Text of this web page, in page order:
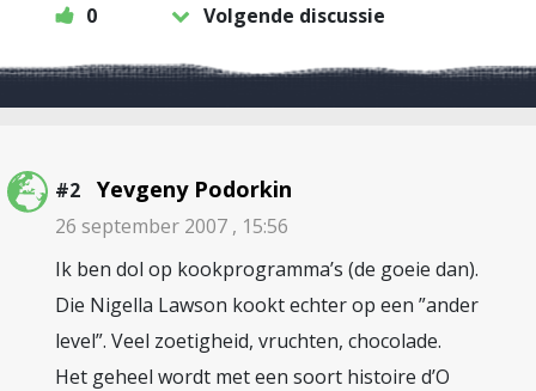
0 Volgende discussie
#2 Yevgeny Podorkin
26 september 2007 , 15:56
Ik ben dol op kookprogramma’s (de goeie dan).
Die Nigella Lawson kookt echter op een ”ander
level”. Veel zoetigheid, vruchten, chocolade.
Het geheel wordt met een soort histoire d’O